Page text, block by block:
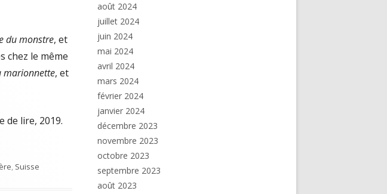
du monstre, et
chez le même
marionnette, et
de lire, 2019.
, Suisse
août 2024
juillet 2024
juin 2024
mai 2024
avril 2024
mars 2024
février 2024
janvier 2024
décembre 2023
novembre 2023
octobre 2023
septembre 2023
août 2023